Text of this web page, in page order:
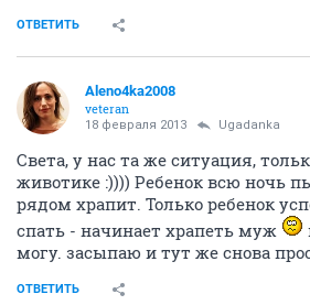
ОТВЕТИТЬ
Aleno4ka2008
veteran
18 февраля 2013 Ugadanka
Света, у нас та же ситуация,
животике :)))) Ребенок всю ночь
рядом храпит. Только ребенок
спать - начинает храпеть муж
могу. засыпаю и тут же снова
ОТВЕТИТЬ